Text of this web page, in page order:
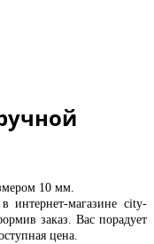
10 мм.
интернет-магазине city-
заказ. Вас порадует
цена.